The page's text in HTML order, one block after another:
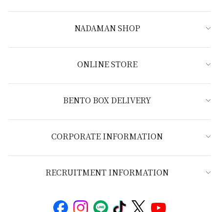
NADAMAN SHOP
ONLINE STORE
BENTO BOX DELIVERY
CORPORATE INFORMATION
RECRUITMENT INFORMATION